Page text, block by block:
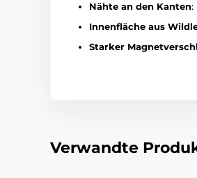
Nähte an den Kanten:
Innenfläche aus
Starker
Verwandte